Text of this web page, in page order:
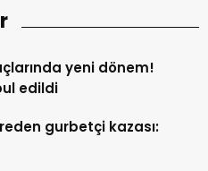
yeni dönem!
edildi
gurbetçi kazası: